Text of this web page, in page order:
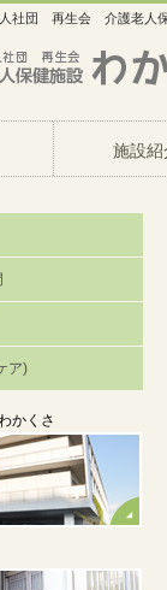
人社団 再生会 介護老人
施設紹
ア)
かくさ